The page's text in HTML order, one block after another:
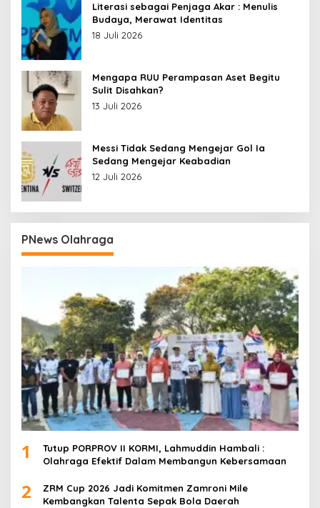
Literasi sebagai Penjaga Akar : Menulis
Budaya, Merawat Identitas
18 Juli 2026
Mengapa RUU Perampasan Aset Begitu
Sulit Disahkan?
13 Juli 2026
Messi Tidak Sedang Mengejar Gol Ia
Sedang Mengejar Keabadian
12 Juli 2026
PNews Olahraga
1
Tutup PORPROV II KORMI, Lahmuddin Hambali :
Olahraga Efektif Dalam Membangun Kebersamaan
2
ZRM Cup 2026 Jadi Komitmen Zamroni Mile
Kembangkan Talenta Sepak Bola Daerah